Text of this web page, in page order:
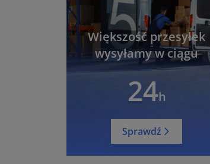
Większość przesyłek
wysyłamy w ciągu
24h
Sprawdź